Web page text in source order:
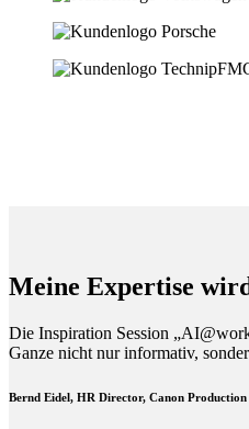
Meine Expertise
Die Inspiration Session
Ganze nicht nur informativ,
Bernd Eidel, HR Director, Canon